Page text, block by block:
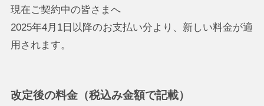
現在ご契約中の皆さまへ
2025年4月1日以降のお支払い分より、新しい料金が適
用されます。
改定後の料金（税込み金額で記載）